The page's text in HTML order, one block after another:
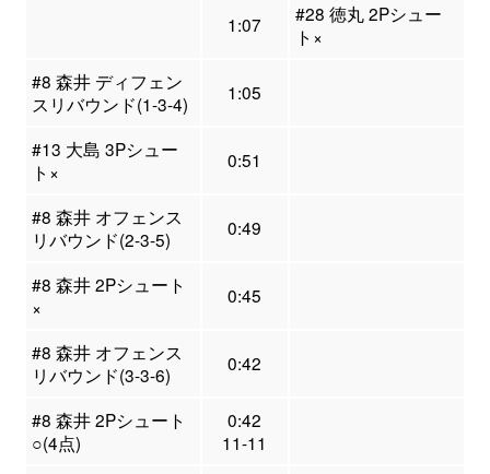
1:07
#28 徳丸 2Pシュー
ト×
#8 森井 ディフェン
スリバウンド(1-3-4)
1:05
#13 大島 3Pシュー
ト×
0:51
#8 森井 オフェンス
リバウンド(2-3-5)
0:49
#8 森井 2Pシュート
×
0:45
#8 森井 オフェンス
リバウンド(3-3-6)
0:42
#8 森井 2Pシュート
○(4点)
0:42
11-11